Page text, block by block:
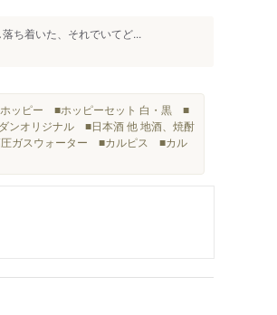
ち着いた、それでいてど...
ッピー ■ホッピーセット 白・黒 ■
ンオリジナル ■日本酒 他 地酒、焼酎
ガスウォーター ■カルピス ■カル